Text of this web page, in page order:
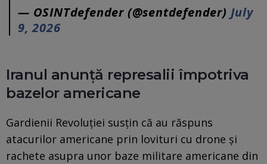
— OSINTdefender (@sentdefender) July
9, 2026
Iranul anunță represalii împotriva
bazelor americane
Gardienii Revoluției susțin că au răspuns
atacurilor americane prin lovituri cu drone și
rachete asupra unor baze militare americane din